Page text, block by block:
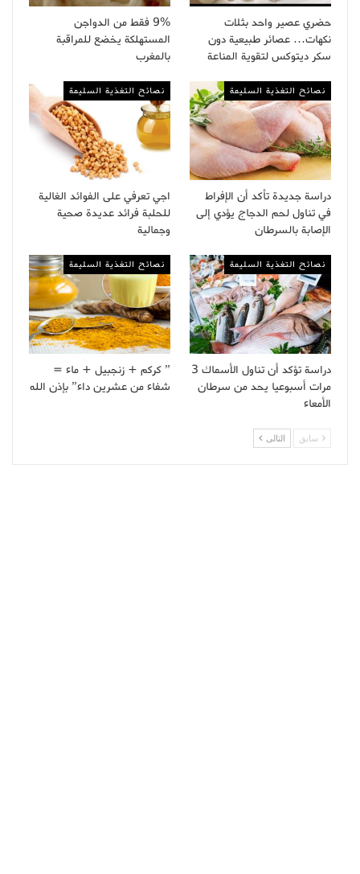
حضري عصير واحد بثلات
نكهات… عصائر طبيعية دون
سكر ديتوكس لتقوية المناعة
9% فقط من الدواجن
المستهلكة يخضع للمراقبة
بالمغرب
نصائح التغذية السليمة
دراسة جديدة تأكد أن الإفراط
في تناول لحم الدجاج يؤدي إلى
الإصابة بالسرطان
نصائح التغذية السليمة
اجي تعرفي على الفوائد الغالية
للحلبة فرائد عديدة صحية
وجمالية
نصائح التغذية السليمة
دراسة تؤكد أن تناول الأسماك 3
مرات أسبوعيا يحد من سرطان
الأمعاء
نصائح التغذية السليمة
” كركم + زنجبيل + ماء =
شفاء من عشرين داء” بإذن الله
سابق التالى